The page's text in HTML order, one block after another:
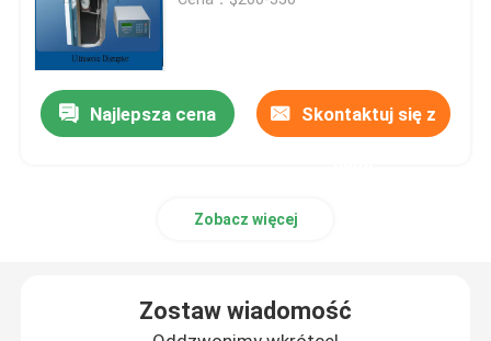
Piezoelektryczny przetwornik ultradźwiękowy
Zanurzalny przetwornik ultradźwiękowy
Maszyna do czyszczenia ultradźwiękowego
Najlepsza cena Skontaktuj się z
Zobacz więcej
Zostaw wiadomość